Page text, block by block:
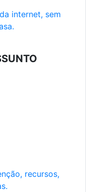
internet, sem
recursos,